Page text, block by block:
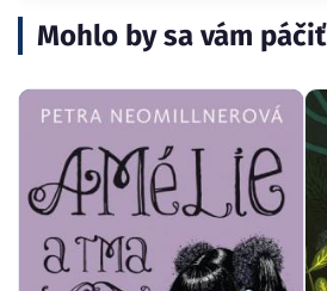
Mohlo by sa vám páčiť